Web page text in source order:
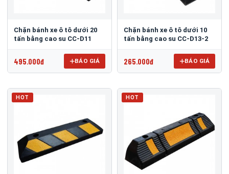
Chặn bánh xe ô tô dưới 20
tấn bằng cao su CC-D11
495.000đ BÁO GIÁ
Chặn bánh xe ô tô dưới 10
tấn bằng cao su CC-D13-2
265.000đ BÁO GIÁ
HOT HOT